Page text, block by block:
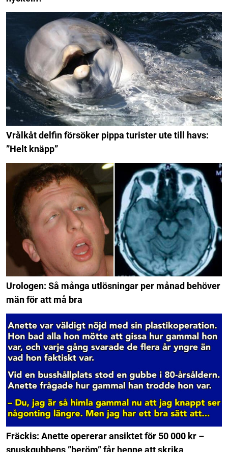
Vrålkåt delfin försöker pippa turister ute till havs:
”Helt knäpp”
Urologen: Så många utlösningar per månad behöver
män för att må bra
Fräckis: Anette opererar ansiktet för 50 000 kr –
snuskgubbens ”beröm” får henne att skrika